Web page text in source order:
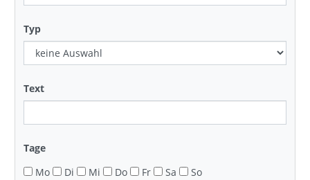
Typ
Text
Tage
Mo
Di Mi Do Fr Sa So